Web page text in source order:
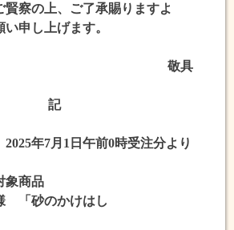
賢察の上、ご了承賜りますよ
申し上げます。
敬具
記
年7月1日午前0時受注分より
象商品
「砂のかけはし